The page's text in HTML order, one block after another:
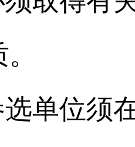
单位须